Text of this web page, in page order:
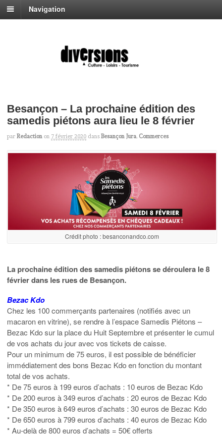
Navigation
Besançon – La prochaine édition des
samedis piétons aura lieu le 8 février
par Redaction on 7 février 2020 dans Besançon Jura, Commerces
Crédit photo : besanconandco.com
La prochaine édition des samedis piétons se déroulera le 8
février dans les rues de Besançon.
Bezac Kdo
Chez les 100 commerçants partenaires (notifiés avec un
macaron en vitrine), se rendre à l’espace Samedis Piétons –
Bezac Kdo sur la place du Huit Septembre et présenter le cumul
de vos achats du jour avec vos tickets de caisse.
Pour un minimum de 75 euros, il est possible de bénéficier
immédiatement des bons Bezac Kdo en fonction du montant
total de vos achats.
* De 75 euros à 199 euros d’achats : 10 euros de Bezac Kdo
* De 200 euros à 349 euros d’achats : 20 euros de Bezac Kdo
* De 350 euros à 649 euros d’achats : 30 euros de Bezac Kdo
* De 650 euros à 799 euros d’achats : 40 euros de Bezac Kdo
* Au-delà de 800 euros d’achats = 50€ offerts